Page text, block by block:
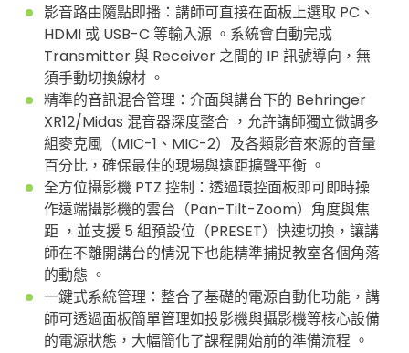
影音路由隨點即播：講師可直接在面板上選取 PC、
HDMI 或 USB-C 等輸入源 。系統會自動完成
Transmitter 與 Receiver 之間的 IP 訊號導向，無
須手動切換線材 。
精準的音訊混合管理：介面與講台下的 Behringer
XR12/Midas 混音器深度整合 ，允許講師獨立微調多
組麥克風（MIC-1、MIC-2）及各類影音來源的音量
百分比，確保最佳的現場與遠距擴聲平衡 。
全方位攝影機 PTZ 控制：透過環控面板即可即時操
作遠端攝影機的雲台（Pan-Tilt-Zoom）角度與焦
距 ，並支援 5 組預設位（PRESET）快速切換，讓講
師在不離開講台的情況下也能精準捕捉教室各個角落
的動態 。
一鍵式系統管理：整合了基礎的電源自動化功能，講
師可透過面板簡單管理如投影機與攝影機等核心設備
的電源狀態，大幅簡化了課程開始前的準備流程 。